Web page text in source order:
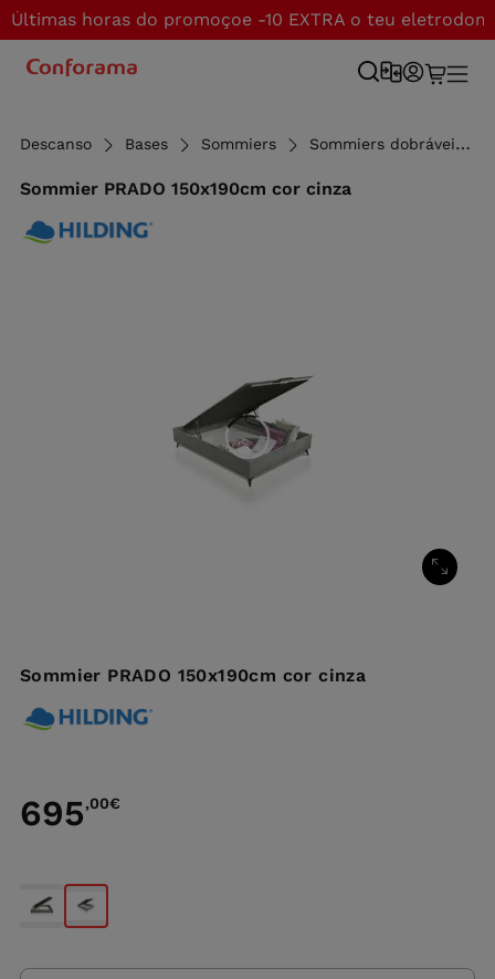
Últimas horas do promoçoe -10 EXTRA o teu
Descanso Bases Sommiers Sommiers dobráveis
Sommier PRADO 150x190cm cor cinza
Sommier PRADO 150x190cm cor cinza
695,00€